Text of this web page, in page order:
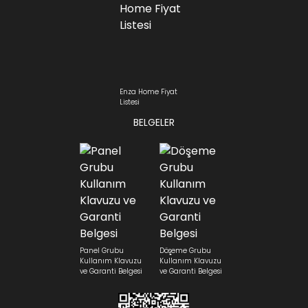
Enza Home Fiyat
Listesi
BELGELER
Panel Grubu
Kullanım Klavuzu
ve Garanti Belgesi
Döşeme Grubu
Kullanım Klavuzu
ve Garanti Belgesi